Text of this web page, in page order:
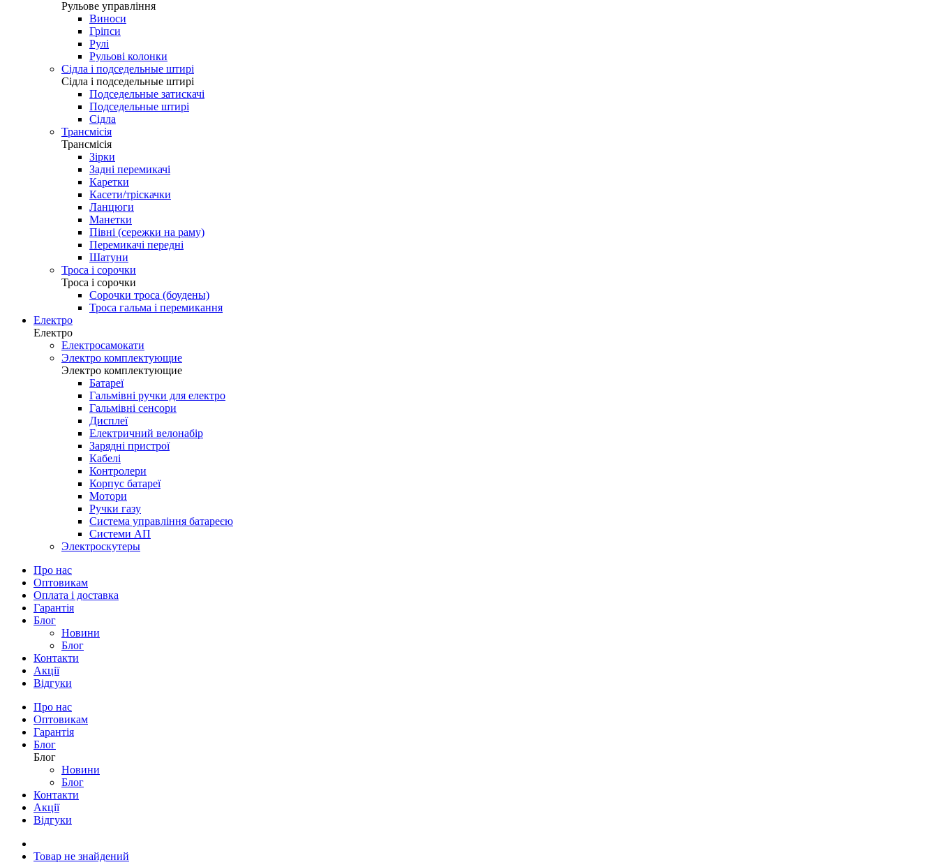
Контактні педалі
Педалі платформи
Покришки і камери
Покришки і камери
Герметики і антипрокольная рідина
Камери
Покришки
Рульове управління
Рульове управління
Виноси
Гріпси
Рулі
Рульові колонки
Сідла і подседельные штирі
Сідла і подседельные штирі
Подседельные затискачі
Подседельные штирі
Сідла
Трансмісія
Трансмісія
Зірки
Задні перемикачі
Каретки
Касети/тріскачки
Ланцюги
Перемикачі передні
Шатуни
Троса і сорочки
Троса і сорочки
Сорочки троса (боудены)
Троса гальма і перемикання
Електросамокати
Электро комплектующие
Электро комплектующие
Батареї
Гальмівні ручки для електро
Гальмівні сенсори
Дисплеї
Електричний велонабір
Зарядні пристрої
Мотори
Системи АП
Электроскутеры
Про нас
Оптовикам
Оплата і доставка
Гарантія
Блог
Новини
Контакти
Відгуки
Про нас
Оптовикам
Блог
Блог